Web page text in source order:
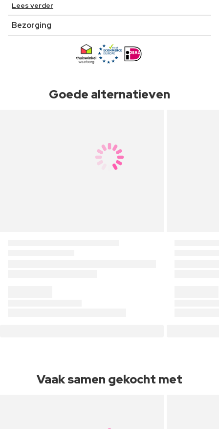
Lees verder
Bezorging
Goede alternatieven
Vaak samen gekocht met